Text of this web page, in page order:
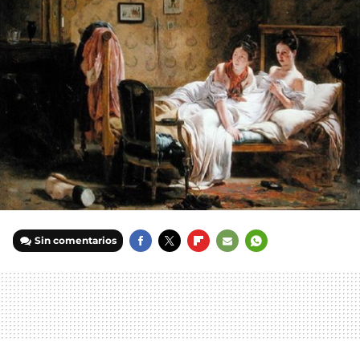
Sin comentarios
MAIL